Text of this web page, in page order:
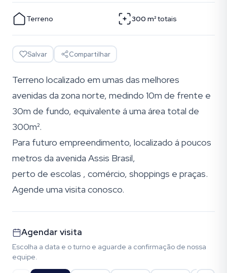
Terreno 300 m²totais
Salvar Compartilhar
Terreno localizado em umas das melhores
avenidas da zona norte, medindo 10m de frente e
30m de fundo, equivalente á uma área total de
300m².
Para futuro empreendimento, localizado á poucos
metros da avenida Assis Brasil,
perto de escolas , comércio, shoppings e praças.
Agende uma visita conosco.
Agendar visita
Escolha a data e o turno e aguarde a confirmação de nossa
equipe.